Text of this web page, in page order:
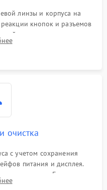
линзы и корпуса на
кнопок и разъемов
сигнатуры на экран,
считывание системных
очистка
с учетом сохранения
питания и дисплея.
и пыли. Бережная
специализированными